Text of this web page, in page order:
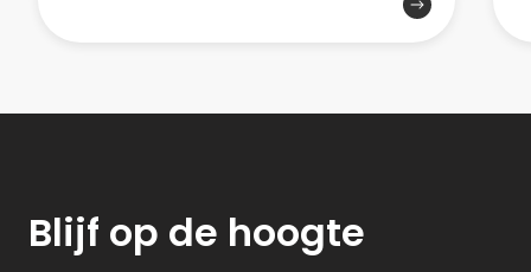
Blijf op de hoogte